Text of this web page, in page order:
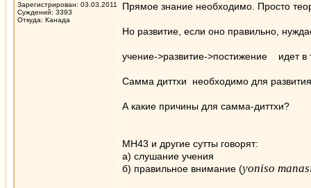
Зарегистрирован: 03.03.2011
Суждений: 3393
Откуда: Канада
Прямое знание необходимо. Просто
Но развитие, если оно правильно,
учение->развитие->постижение идет
Самма диттхи необходимо для
А какие причины для самма-диттхи?
МН43 и другие сутты говорят:
а) слушание учения
б) правильное внимание (yoniso